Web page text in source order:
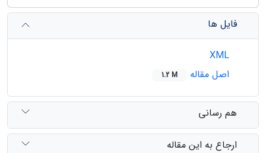
فایل ها
اصل مقاله
1.2 M
هم رسانی
ارجاع به این مقاله